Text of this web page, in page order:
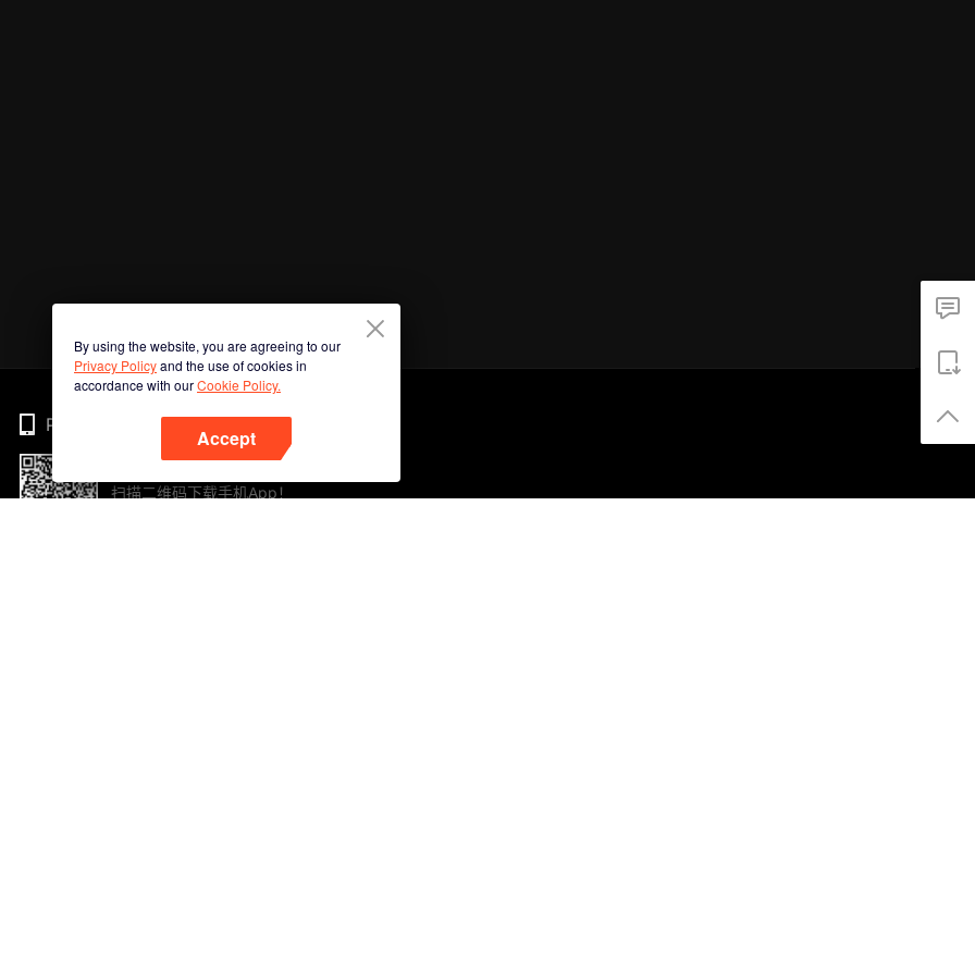
By using the website, you are agreeing to our
Privacy Policyand the use of cookies in
accordance with ourCookie Policy.
Accept
Phone
扫描二维码下载手机App！